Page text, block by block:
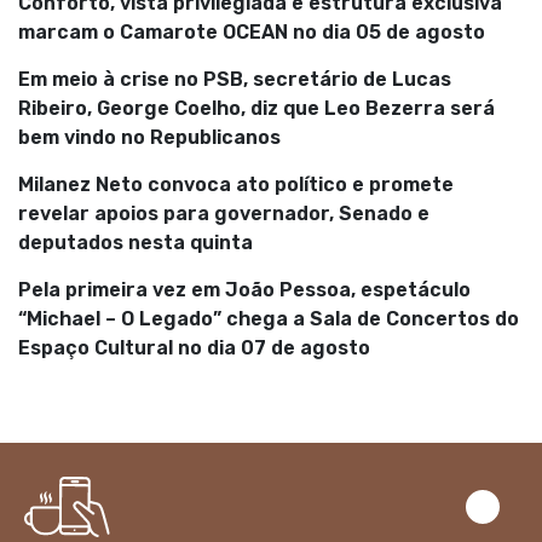
marcam o Camarote OCEAN no dia 05 de agosto
Em meio à crise no PSB, secretário de Lucas
Ribeiro, George Coelho, diz que Leo Bezerra será
bem vindo no Republicanos
Milanez Neto convoca ato político e promete
revelar apoios para governador, Senado e
deputados nesta quinta
Pela primeira vez em João Pessoa, espetáculo
“Michael – O Legado” chega a Sala de Concertos do
Espaço Cultural no dia 07 de agosto